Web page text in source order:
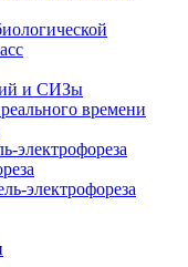
и СИЗы
времени
электрофореза
электрофореза